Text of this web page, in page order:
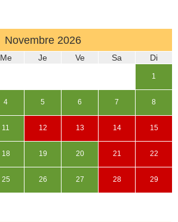
Novembre 2026
Me Je Ve Sa Di
1
4 5 6 7 8
11 12 13 14 15
18 19 20 21 22
25 26 27 28 29